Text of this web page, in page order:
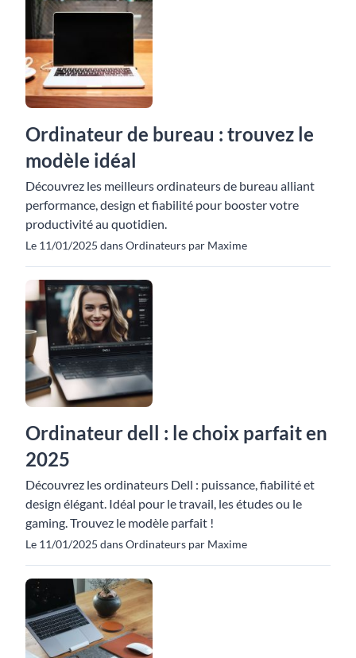
Ordinateur de bureau : trouvez le
modèle idéal
Découvrez les meilleurs ordinateurs de bureau alliant
performance, design et fiabilité pour booster votre
productivité au quotidien.
Le 11/01/2025 dans Ordinateurs par Maxime
Ordinateur dell : le choix parfait en
2025
Découvrez les ordinateurs Dell : puissance, fiabilité et
design élégant. Idéal pour le travail, les études ou le
gaming. Trouvez le modèle parfait !
Le 11/01/2025 dans Ordinateurs par Maxime